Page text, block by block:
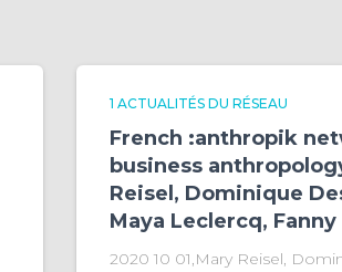
1 ACTUALITÉS DU RÉSEAU
French :anthropik
business
Reisel, Dominique
Maya Leclercq, Fanny
2020 10 01,Mary Reisel,